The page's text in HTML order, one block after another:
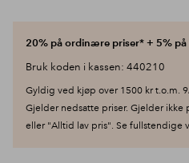
20% på ordinære priser* + 5% på
Bruk koden i kassen: 440210
Gyldig ved kjøp over 1500 kr t.o.m.
Gjelder nedsatte priser. Gjelder
eller "Alltid lav pris". Se fullstendige